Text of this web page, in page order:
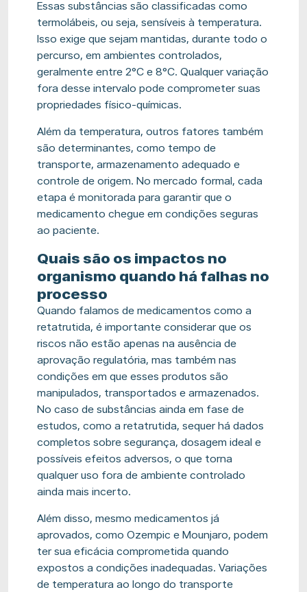
Essas substâncias são classificadas como
termolábeis, ou seja, sensíveis à temperatura.
Isso exige que sejam mantidas, durante todo o
percurso, em ambientes controlados,
geralmente entre 2°C e 8°C. Qualquer variação
fora desse intervalo pode comprometer suas
propriedades físico-químicas.
Além da temperatura, outros fatores também
são determinantes, como tempo de
transporte, armazenamento adequado e
controle de origem. No mercado formal, cada
etapa é monitorada para garantir que o
medicamento chegue em condições seguras
ao paciente.
Quais são os impactos no
organismo quando há falhas no
processo
Quando falamos de medicamentos como a
retatrutida, é importante considerar que os
riscos não estão apenas na ausência de
aprovação regulatória, mas também nas
condições em que esses produtos são
manipulados, transportados e armazenados.
No caso de substâncias ainda em fase de
estudos, como a retatrutida, sequer há dados
completos sobre segurança, dosagem ideal e
possíveis efeitos adversos, o que torna
qualquer uso fora de ambiente controlado
ainda mais incerto.
Além disso, mesmo medicamentos já
aprovados, como Ozempic e Mounjaro, podem
ter sua eficácia comprometida quando
expostos a condições inadequadas. Variações
de temperatura ao longo do transporte